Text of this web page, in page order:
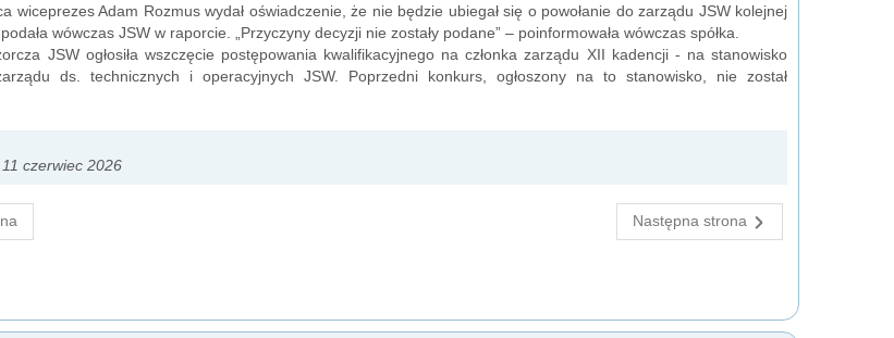
wiceprezes Adam Rozmus wydał oświadczenie, że nie będzie ubiegał się o powołanie do zarządu JSW kolejnej
wówczas JSW w raporcie. „Przyczyny decyzji nie zostały podane” – poinformowała wówczas spółka.
JSW ogłosiła wszczęcie postępowania kwalifikacyjnego na członka zarządu XII kadencji - na stanowisko
ds. technicznych i operacyjnych JSW. Poprzedni konkurs, ogłoszony na to stanowisko, nie został
czerwiec 2026
Następna strona